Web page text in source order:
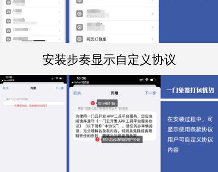
安装步奏显示自定义协议